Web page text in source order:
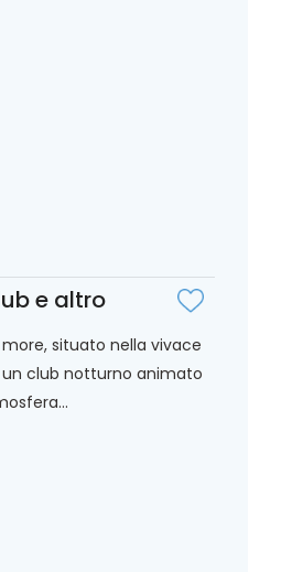
e altro
more, situato nella vivace
club notturno animato